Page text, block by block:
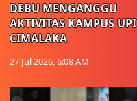
DEBU MENGANGGU
AKTIVITAS KAMPUS UPI
CIMALAKA
27 Jul 2026, 6:08 AM